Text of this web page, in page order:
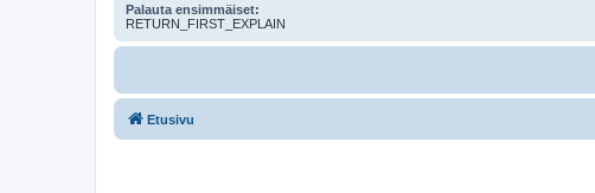
Palauta ensimmäiset:
RETURN_FIRST_EXPLAIN
Etusivu